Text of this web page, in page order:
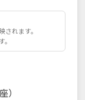
れます。
）